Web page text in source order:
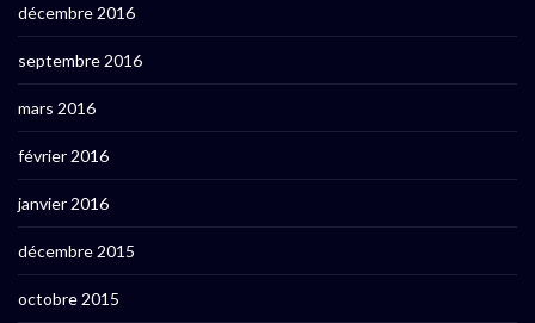
décembre 2016
septembre 2016
mars 2016
février 2016
janvier 2016
décembre 2015
octobre 2015